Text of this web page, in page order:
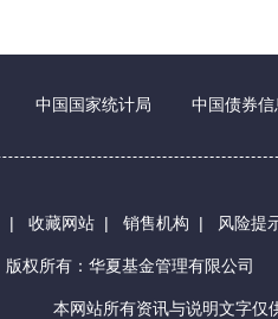
中国国家统计局 中国债券信
| 收藏网站 | 销售机构 | 风险提
版权所有：华夏基金管理有限公司
本网站所有资讯与说明文字仅